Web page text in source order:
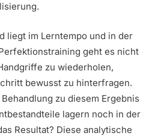
liegt im Lerntempo und in der
geht es nicht
zu wiederholen,
bewusst zu hinterfragen.
zu diesem Ergebnis
lagern noch in der
Resultat? Diese analytische